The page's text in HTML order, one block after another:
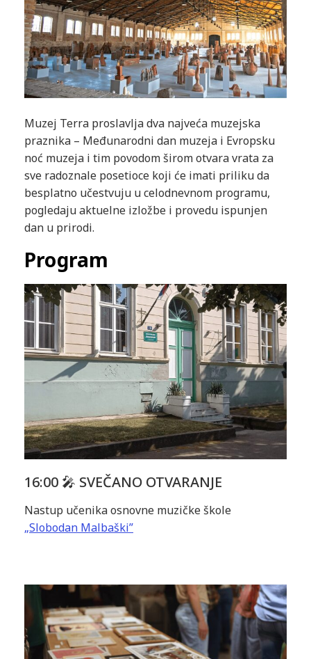
Muzej Terra proslavlja dva najveća muzejska
praznika – Međunarodni dan muzeja i Evropsku
noć muzeja i tim povodom širom otvara vrata za
sve radoznale posetioce koji će imati priliku da
besplatno učestvuju u celodnevnom programu,
pogledaju aktuelne izložbe i provedu ispunjen
dan u prirodi.
Program
16:00 🎤 SVEČANO OTVARANJE
Nastup učenika osnovne muzičke škole
„Slobodan Malbaški”